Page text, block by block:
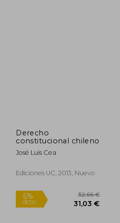
dcto.
Derecho
constitucional chileno
José Luis Cea
Ediciones UC, 2013, Nuevo